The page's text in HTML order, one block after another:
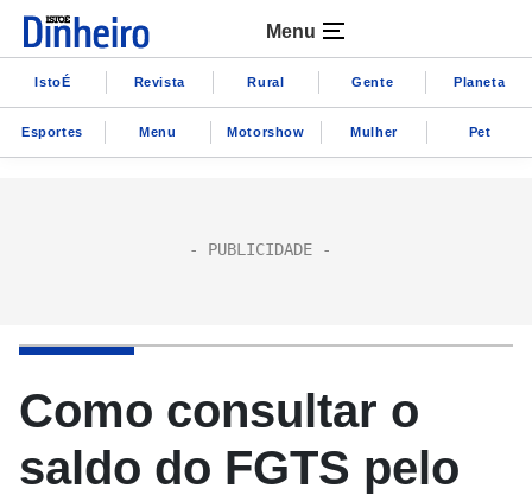
Menu
IstoÉ Revista Rural Gente Planeta
Esportes Menu Motorshow Mulher Pet
Como consultar o
saldo do FGTS pelo